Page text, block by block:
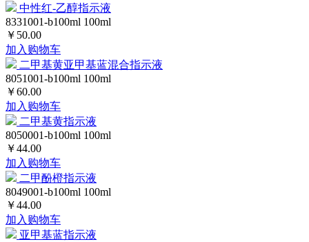
中性红-乙醇指示液
8331001-b100ml 100ml
￥50.00
加入购物车
二甲基黄亚甲基蓝混合指示液
8051001-b100ml 100ml
￥60.00
加入购物车
二甲基黄指示液
8050001-b100ml 100ml
￥44.00
加入购物车
二甲酚橙指示液
8049001-b100ml 100ml
￥44.00
加入购物车
亚甲基蓝指示液